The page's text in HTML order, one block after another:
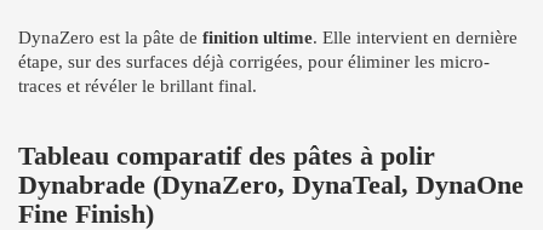
DynaZero est la pâte de finition ultime. Elle intervient en dernière
étape, sur des surfaces déjà corrigées, pour éliminer les micro-
traces et révéler le brillant final.
Tableau comparatif des pâtes à polir
Dynabrade (DynaZero, DynaTeal, DynaOne
Fine Finish)